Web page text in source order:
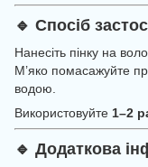
🔹 Спосіб
Нанесіть пінку на
М’яко помасажуйте
водою.
Використовуйте 1–2
🔹 Додаткова